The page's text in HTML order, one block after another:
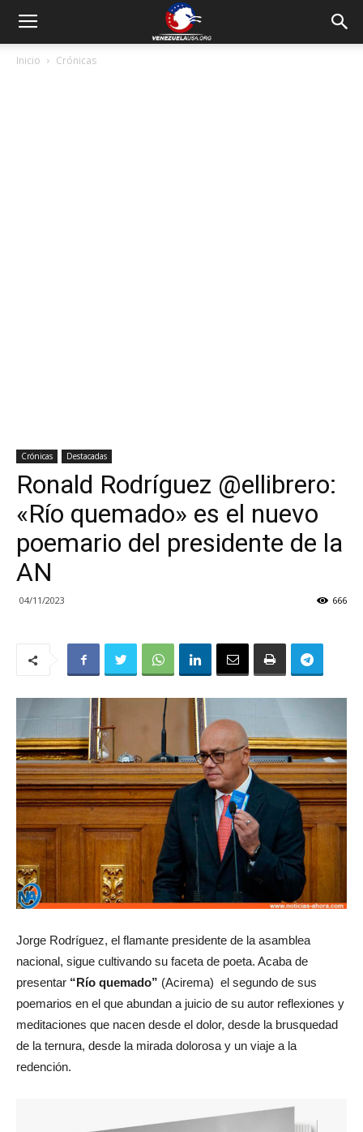
Inicio Crónicas
Crónicas Destacadas
Ronald Rodríguez @ellibrero:
«Río quemado» es el nuevo
poemario del presidente de la
AN
04/11/2023 666
Jorge Rodríguez, el flamante presidente de la asamblea
nacional, sigue cultivando su faceta de poeta. Acaba de
presentar “Río quemado” (Acirema) el segundo de sus
poemarios en el que abundan a juicio de su autor reflexiones y
meditaciones que nacen desde el dolor, desde la brusquedad
de la ternura, desde la mirada dolorosa y un viaje a la
redención.